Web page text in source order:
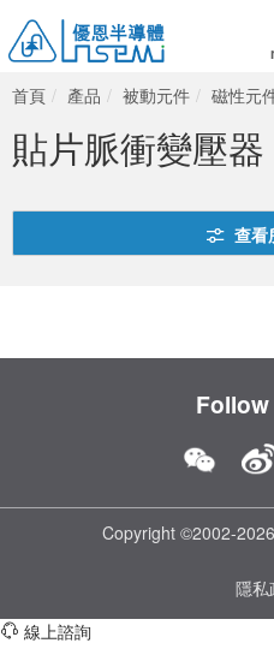
首頁 產品 被動元件 磁性元
貼片脈衝變壓器
查看
Copyright ©2002-
隱私
線上諮詢